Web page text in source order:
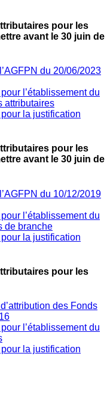
pour les
avant le 30 juin de
du 20/06/2023
l’établissement du
attributaires
la justification
pour les
avant le 30 juin de
du 10/12/2019
l’établissement du
de branche
la justification
pour les
des Fonds
l’établissement du
la justification